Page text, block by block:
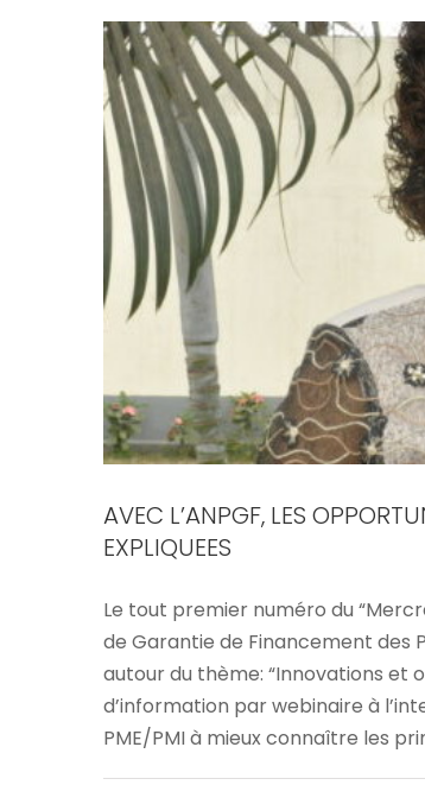
AVEC L’ANPGF, LES
EXPLIQUEES
Le tout premier numéro du
de Garantie de Financement des
autour du thème: “Innovations et
d’information par webinaire à
PME/PMI à mieux connaître les